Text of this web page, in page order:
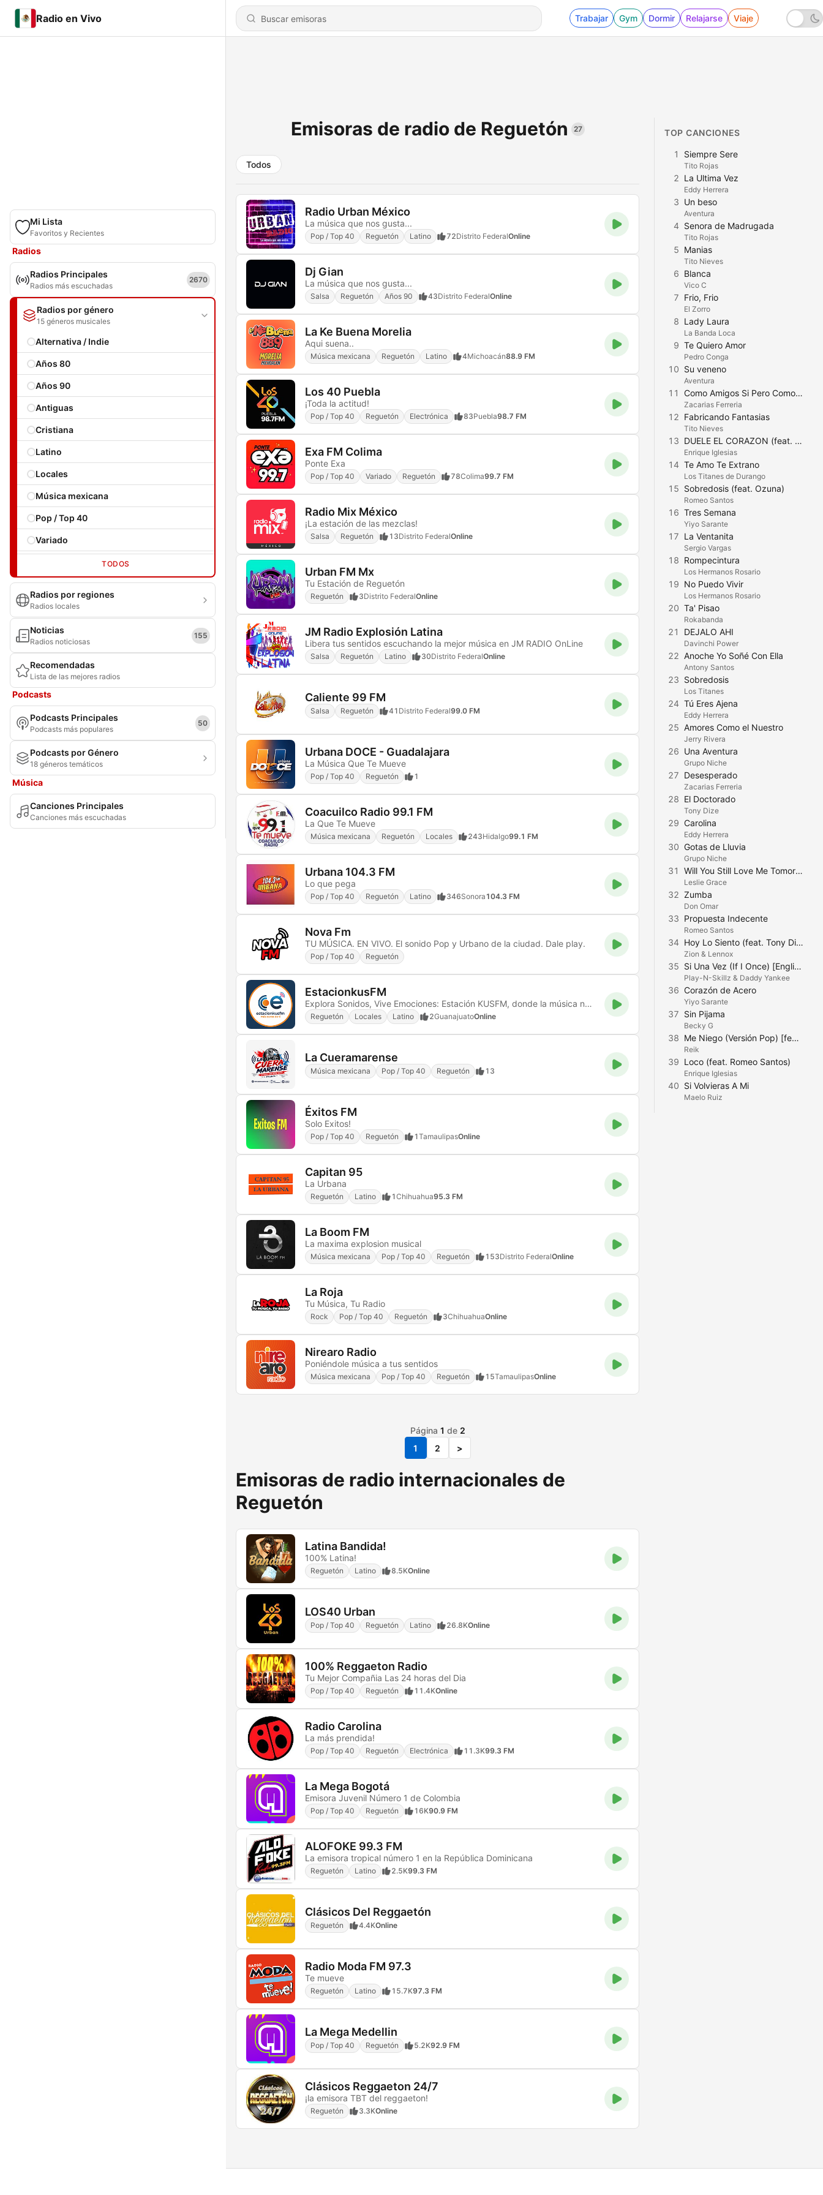
Radio en Vivo Trabajar Gym Dormir Relajarse Viaje
Mi Lista
Favoritos y Recientes
Radios
Radios Principales
Radios más escuchadas
2670
Radios por género
15 géneros musicales
Alternativa / Indie
Años 80
Años 90
Antiguas
Cristiana
Latino
Locales
Música mexicana
Pop / Top 40
Variado
TODOS
Radios por regiones
Radios locales
Noticias
Radios noticiosas
155
Recomendadas
Lista de las mejores radios
Podcasts
Podcasts Principales
Podcasts más populares
50
Podcasts por Género
18 géneros temáticos
Música
Canciones Principales
Canciones más escuchadas
Emisoras de radio de Reguetón 27
Todos
Radio Urban México
La música que nos gusta...
Pop / Top 40 Reguetón Latino 72Distrito FederalOnline
Dj Gian
La música que nos gusta...
Salsa Reguetón Años 90 43Distrito FederalOnline
La Ke Buena Morelia
Aqui suena..
Música mexicana Reguetón Latino 4Michoacán88.9 FM
Los 40 Puebla
¡Toda la actitud!
Pop / Top 40 Reguetón Electrónica 83Puebla98.7 FM
Exa FM Colima
Ponte Exa
Pop / Top 40 Variado Reguetón 78Colima99.7 FM
Radio Mix México
¡La estación de las mezclas!
Salsa Reguetón 13Distrito FederalOnline
Urban FM Mx
Tu Estación de Reguetón
Reguetón 3Distrito FederalOnline
JM Radio Explosión Latina
Libera tus sentidos escuchando la mejor música en JM RADIO OnLine
Salsa Reguetón Latino 30Distrito FederalOnline
Caliente 99 FM
Salsa Reguetón 41 Distrito Federal99.0 FM
Urbana DOCE - Guadalajara
La Música Que Te Mueve
Pop / Top 40 Reguetón 1
Coacuilco Radio 99.1 FM
La Que Te Mueve
Música mexicana Reguetón Locales 243Hidalgo99.1 FM
Urbana 104.3 FM
Lo que pega
Pop / Top 40 Reguetón Latino 346Sonora104.3 FM
Nova Fm
TU MÚSICA. EN VIVO. El sonido Pop y Urbano de la ciudad. Dale play.
Pop / Top 40 Reguetón
EstacionkusFM
Explora Sonidos, Vive Emociones: Estación KUSFM, donde la música no conoce límites.
Reguetón Locales Latino 2GuanajuatoOnline
La Cueramarense
Música mexicana Pop / Top 40 Reguetón 13
Éxitos FM
Solo Exitos!
Pop / Top 40 Reguetón 1TamaulipasOnline
Capitan 95
La Urbana
Reguetón Latino 1Chihuahua95.3 FM
La Boom FM
La maxima explosion musical
Música mexicana Pop / Top 40 Reguetón 153Distrito FederalOnline
La Roja
Tu Música, Tu Radio
Rock Pop / Top 40 Reguetón 3ChihuahuaOnline
Nirearo Radio
Poniéndole música a tus sentidos
Música mexicana Pop / Top 40 Reguetón 15TamaulipasOnline
Página 1 de 2
1
2 >
Emisoras de radio internacionales de
Reguetón
Latina Bandida!
100% Latina!
Reguetón Latino 8.5KOnline
LOS40 Urban
Pop / Top 40 Reguetón Latino 26.8KOnline
100% Reggaeton Radio
Tu Mejor Compañia Las 24 horas del Dia
Pop / Top 40 Reguetón 11.4KOnline
Radio Carolina
La más prendida!
Pop / Top 40 Reguetón Electrónica 11.3K99.3 FM
La Mega Bogotá
Emisora Juvenil Número 1 de Colombia
Pop / Top 40 Reguetón 16K90.9 FM
ALOFOKE 99.3 FM
La emisora tropical número 1 en la República Dominicana
Reguetón Latino 2.5K99.3 FM
Clásicos Del Reggaetón
Reguetón 4.4KOnline
Radio Moda FM 97.3
Te mueve
Reguetón Latino 15.7K97.3 FM
La Mega Medellin
Pop / Top 40 Reguetón 5.2K92.9 FM
Clásicos Reggaeton 24/7
¡la emisora TBT del reggaeton!
Reguetón 3.3KOnline
TOP CANCIONES
1 Siempre Sere
Tito Rojas
2 La Ultima Vez
Eddy Herrera
3 Un beso
Aventura
4 Senora de Madrugada
Tito Rojas
5 Manias
Tito Nieves
6 Blanca
Vico C
7 Frio, Frio
El Zorro
8 Lady Laura
La Banda Loca
9 Te Quiero Amor
Pedro Conga
10 Su veneno
Aventura
11 Como Amigos Si Pero Como Amor No
Zacarias Ferreria
12 Fabricando Fantasias
Tito Nieves
13 DUELE EL CORAZON (feat. Wisin)
Enrique Iglesias
14 Te Amo Te Extrano
Los Titanes de Durango
15 Sobredosis (feat. Ozuna)
Romeo Santos
16 Tres Semana
Yiyo Sarante
17 La Ventanita
Sergio Vargas
18 Rompecintura
Los Hermanos Rosario
19 No Puedo Vivir
Los Hermanos Rosario
20 Ta' Pisao
Rokabanda
21 DEJALO AHI
Davinchi Power
22 Anoche Yo Soñé Con Ella
Antony Santos
23 Sobredosis
Los Titanes
24 Tú Eres Ajena
Eddy Herrera
25 Amores Como el Nuestro
Jerry Rivera
26 Una Aventura
Grupo Niche
27 Desesperado
Zacarias Ferreria
28 El Doctorado
Tony Dize
29 Carolina
Eddy Herrera
30 Gotas de Lluvia
Grupo Niche
31 Will You Still Love Me Tomorrow
Leslie Grace
32 Zumba
Don Omar
33 Propuesta Indecente
Romeo Santos
34 Hoy Lo Siento (feat. Tony Dize)
Zion & Lennox
35 Si Una Vez (If I Once) [English Version] [feat. Frankie J, Becky G & Kap G]
Play-N-Skillz & Daddy Yankee
36 Corazón de Acero
Yiyo Sarante
37 Sin Pijama
Becky G
38 Me Niego (Versión Pop) [feat. Ozuna & Wisin]
Reik
39 Loco (feat. Romeo Santos)
Enrique Iglesias
40 Si Volvieras A Mi
Maelo Ruiz